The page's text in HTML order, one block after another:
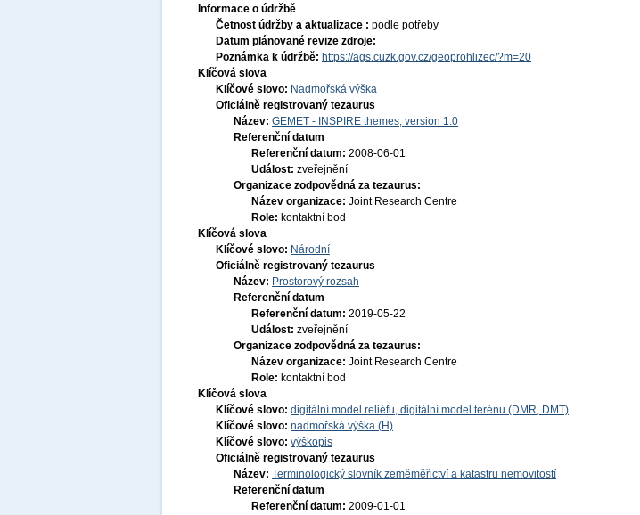
Informace o údržbě
Četnost údržby a aktualizace : podle potřeby
Datum plánované revize zdroje:
Poznámka k údržbě: https://ags.cuzk.gov.cz/geoprohlizec/?m=20
Klíčová slova
Klíčové slovo: Nadmořská výška
Oficiálně registrovaný tezaurus
Název: GEMET - INSPIRE themes, version 1.0
Referenční datum
Referenční datum: 2008-06-01
Událost: zveřejnění
Organizace zodpovědná za tezaurus:
Název organizace: Joint Research Centre
Role: kontaktní bod
Klíčová slova
Klíčové slovo: Národní
Oficiálně registrovaný tezaurus
Název: Prostorový rozsah
Referenční datum
Referenční datum: 2019-05-22
Událost: zveřejnění
Organizace zodpovědná za tezaurus:
Název organizace: Joint Research Centre
Role: kontaktní bod
Klíčová slova
Klíčové slovo: digitální model reliéfu, digitální model terénu (DMR, DMT)
Klíčové slovo: nadmořská výška (H)
Klíčové slovo: výškopis
Oficiálně registrovaný tezaurus
Název: Terminologický slovník zeměměřictví a katastru nemovitostí
Referenční datum
Referenční datum: 2009-01-01